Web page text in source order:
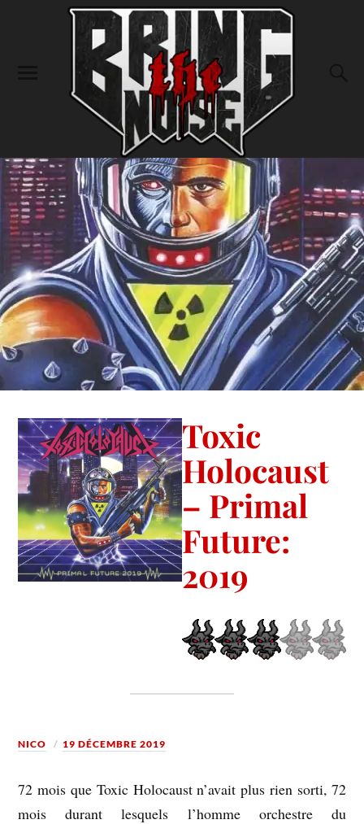
Toxic
Holocaust
– Primal
Future:
2019
NICO 19 DÉCEMBRE 2019
72 mois que Toxic Holocaust n’avait plus rien sorti, 72
mois durant lesquels l’homme orchestre du